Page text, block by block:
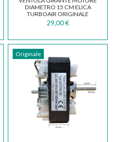
DIAMETRO 15 CM ELICA
TURBOAIR ORIGINALE
3012AZ
29,00 €
Originale